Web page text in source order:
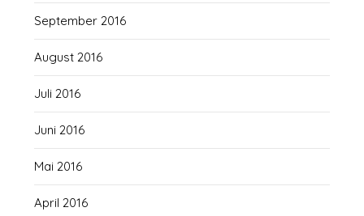
September 2016
August 2016
Juli 2016
Juni 2016
Mai 2016
April 2016